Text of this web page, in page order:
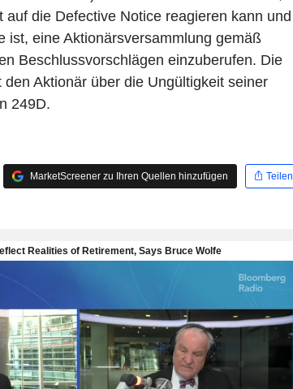
auf die Defective Notice reagieren kann und
ist, eine Aktionärsversammlung gemäß
Beschlussvorschlägen einzuberufen. Die
Aktionär über die Ungültigkeit seiner
249D.
MarketScreener zu Ihren Quellen hinzufügen Teilen